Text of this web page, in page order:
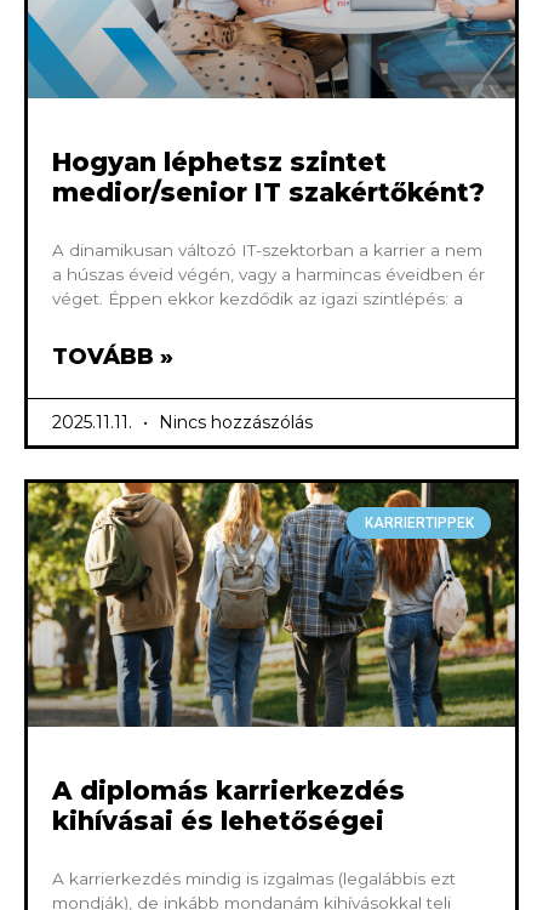
Hogyan léphetsz szintet
medior/senior IT szakértőként?
A dinamikusan változó IT-szektorban a karrier a nem
a húszas éveid végén, vagy a harmincas éveidben ér
véget. Éppen ekkor kezdődik az igazi szintlépés: a
TOVÁBB »
2025.11.11. Nincs hozzászólás
KARRIERTIPPEK
A diplomás karrierkezdés
kihívásai és lehetőségei
A karrierkezdés mindig is izgalmas (legalábbis ezt
mondják), de inkább mondanám kihívásokkal teli